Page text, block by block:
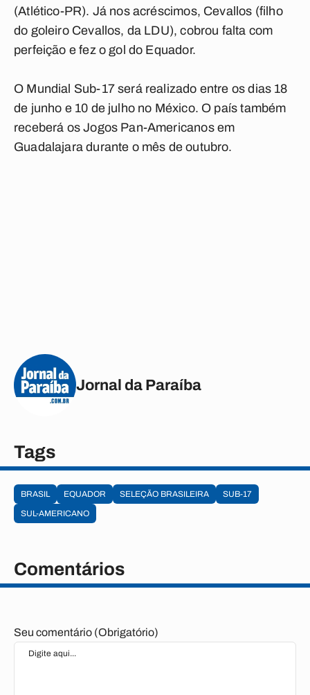
(Atlético-PR). Já nos acréscimos, Cevallos (filho
do goleiro Cevallos, da LDU), cobrou falta com
perfeição e fez o gol do Equador.
O Mundial Sub-17 será realizado entre os dias 18
de junho e 10 de julho no México. O país também
receberá os Jogos Pan-Americanos em
Guadalajara durante o mês de outubro.
Jornal da Paraíba
Tags
BRASIL EQUADOR SELEÇÃO BRASILEIRA
SUB-17
SUL-AMERICANO
Comentários
Seu comentário (Obrigatório)